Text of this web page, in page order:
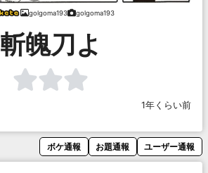
golgoma193 golgoma193
斬魄刀よ
1年くらい前
ボケ通報 お題通報 ユーザー通報